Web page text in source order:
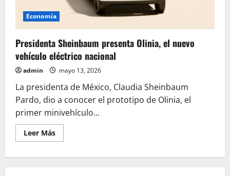
Economía
Presidenta Sheinbaum presenta Olinia, el nuevo
vehículo eléctrico nacional
admin mayo 13, 2026
La presidenta de México, Claudia Sheinbaum
Pardo, dio a conocer el prototipo de Olinia, el
primer minivehículo...
Leer MásLeer
más